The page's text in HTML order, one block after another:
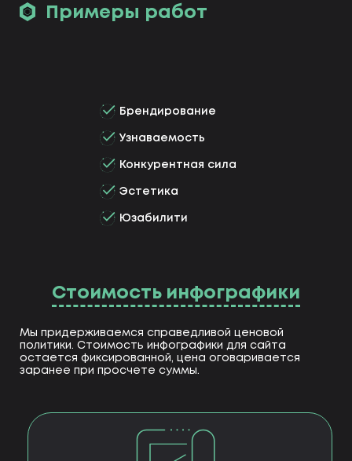
Примеры работ
Брендирование
Узнаваемость
Конкурентная сила
Эстетика
Юзабилити
Стоимость инфографики
Мы придерживаемся справедливой ценовой
политики. Стоимость инфографики для сайта
остается фиксированной, цена оговаривается
заранее при просчете суммы.